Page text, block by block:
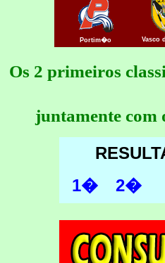
Portim�o Vasco
Os 2 primeiros
juntamente com
1�
2�